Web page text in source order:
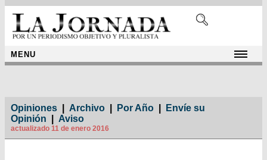
MENU
Opiniones Archivo Por Año
Envíe su
Opinión
Aviso
actualizado 11 de enero 2016